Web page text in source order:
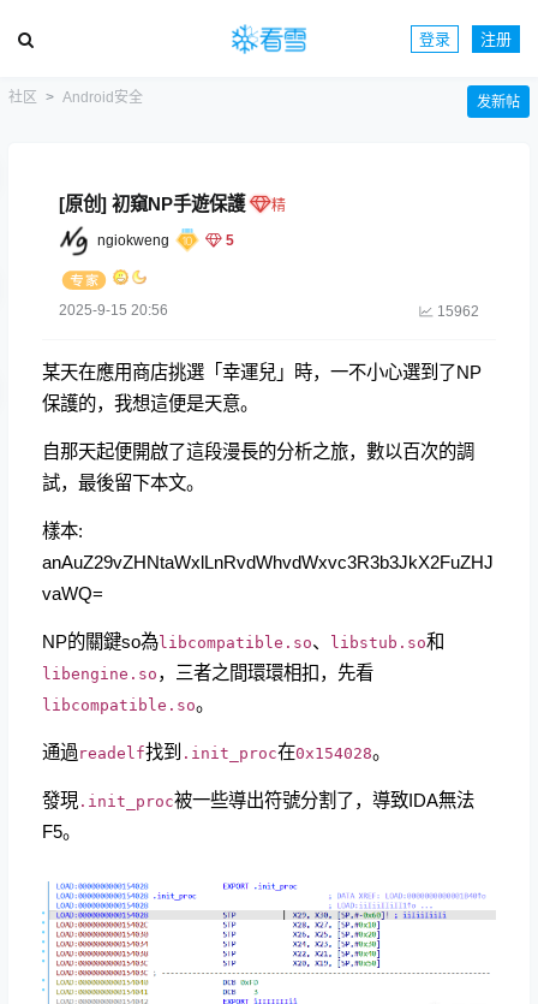
登录 注册
社区 Android安全 发新帖
[原创] 初窺NP手遊保護
ngiokweng 5
2025-9-15 20:56 15962
某天在應用商店挑選「幸運兒」時，一不小心選到了NP
保護的，我想這便是天意。
自那天起便開啟了這段漫長的分析之旅，數以百次的調
試，最後留下本文。
樣本:
anAuZ29vZHNtaWxlLnRvdWhvdWxvc3R3b3JkX2FuZHJ
vaWQ=
NP的關鍵so為libcompatible.so、 libstub.so和
libengine.so，三者之間環環相扣，先看
libcompatible.so。
通過readelf找到 .init_proc在0x154028。
發現.init_proc被一些導出符號分割了，導致IDA無法
F5。